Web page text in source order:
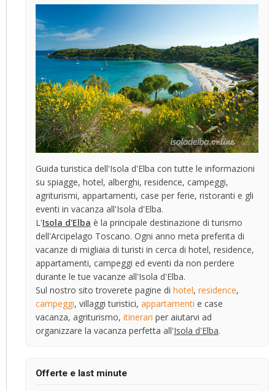
Guida turistica dell'Isola d'Elba con tutte le informazioni
su spiagge, hotel, alberghi, residence, campeggi,
agriturismi, appartamenti, case per ferie, ristoranti e gli
eventi in vacanza all'Isola d'Elba.
L'Isola d'Elba è la principale destinazione di turismo
dell'Arcipelago Toscano. Ogni anno meta preferita di
vacanze di migliaia di turisti in cerca di hotel, residence,
appartamenti, campeggi ed eventi da non perdere
durante le tue vacanze all'Isola d'Elba.
Sul nostro sito troverete pagine di hotel, residence,
campeggi, villaggi turistici, appartamenti e case
vacanza, agriturismo, itinerari per aiutarvi ad
organizzare la vacanza perfetta all'Isola d'Elba.
Offerte e last minute